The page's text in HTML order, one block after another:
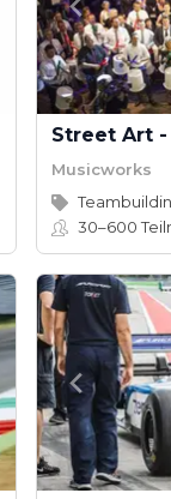
Street Art -
Musicworks
30–600